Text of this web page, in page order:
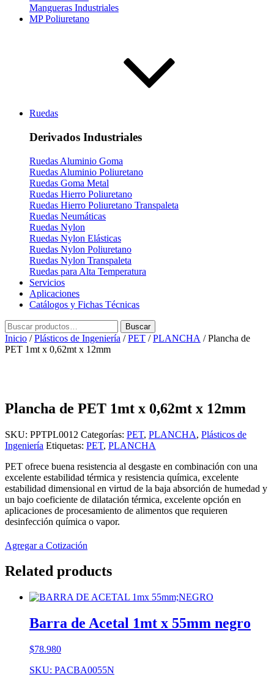
Mangueras Industriales
MP Poliuretano
Ruedas
Derivados Industriales
Ruedas Aluminio Goma
Ruedas Aluminio Poliuretano
Ruedas Goma Metal
Ruedas Hierro Poliuretano
Ruedas Hierro Poliuretano Transpaleta
Ruedas Neumáticas
Ruedas Nylon
Ruedas Nylon Elásticas
Ruedas Nylon Poliuretano
Ruedas Nylon Transpaleta
Ruedas para Alta Temperatura
Servicios
Aplicaciones
Catálogos y Fichas Técnicas
Buscar
por:
Buscar
Inicio /Plásticos de Ingeniería /PET /PLANCHA / Plancha de
PET 1mt x 0,62mt x 12mm
Plancha de PET 1mt x 0,62mt x 12mm
SKU: PPTPL0012 Categorías: PET, PLANCHA, Plásticos de
Ingeniería Etiquetas: PET, PLANCHA
PET ofrece buena resistencia al desgaste en combinación con una
excelente estabilidad térmica y resistencia química, excelente
estabilidad dimensional en virtud de la baja absorción de humedad y
un bajo coeficiente de dilatación térmica, excelente opción en
aplicaciones de procesamiento de alimentos que requieren
desinfección química o vapor.
Agregar a Cotización
Related products
Barra de Acetal 1mt x 55mm negro
$78.980
SKU: PACBA0055N